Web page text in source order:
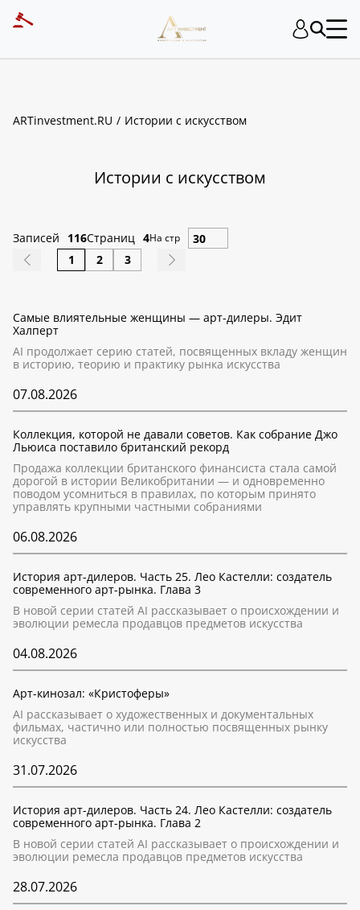
ARTinvestment.RU Истории с искусством
Истории с искусством
Записей 116Страниц 4На стр
1 2 3
Самые влиятельные женщины — арт-дилеры. Эдит
Халперт
AI продолжает серию статей, посвященных вкладу женщин
в историю, теорию и практику рынка искусства
07.08.2026
Коллекция, которой не давали советов. Как собрание Джо
Льюиса поставило британский рекорд
Продажа коллекции британского финансиста стала самой
дорогой в истории Великобритании — и одновременно
поводом усомниться в правилах, по которым принято
управлять крупными частными собраниями
06.08.2026
История арт-дилеров. Часть 25. Лео Кастелли: создатель
современного арт-рынка. Глава 3
В новой серии статей AI рассказывает о происхождении и
эволюции ремесла продавцов предметов искусства
04.08.2026
Арт-кинозал: «Кристоферы»
AI рассказывает о художественных и документальных
фильмах, частично или полностью посвященных рынку
искусства
31.07.2026
История арт-дилеров. Часть 24. Лео Кастелли: создатель
современного арт-рынка. Глава 2
В новой серии статей AI рассказывает о происхождении и
эволюции ремесла продавцов предметов искусства
28.07.2026